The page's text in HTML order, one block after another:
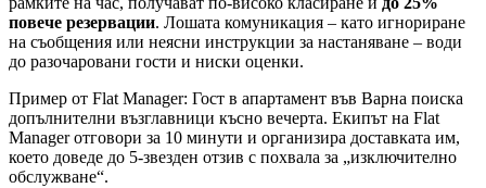
повече резервации. Лошата комуникация – като игнориране
на съобщения или неясни инструкции за настаняване – води
до разочаровани гости и ниски оценки.
Пример от Flat Manager: Гост в апартамент във Варна поиска
допълнителни възглавници късно вечерта. Екипът на Flat
Manager отговори за 10 минути и организира доставката им,
което доведе до 5-звезден отзив с похвала за „изключително
обслужване“.